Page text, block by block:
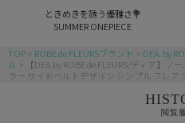
ときめきを誘う優雅さ💐
SUMMER ONEPIECE
TOP ROBE de FLEURSブランド
DEA. by
ル
【DEA.by ROBE de FLEURS/ディア】
ラー サイドベルトデザイン シンプル フレア
閲覧